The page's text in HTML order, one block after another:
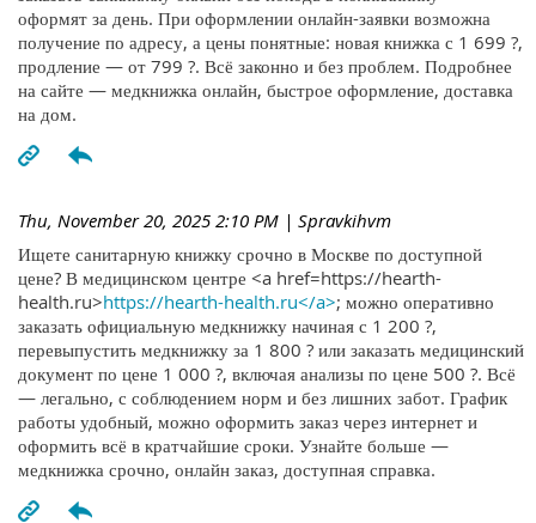
оформят за день. При оформлении онлайн-заявки возможна
получение по адресу, а цены понятные: новая книжка с 1 699 ?,
продление — от 799 ?. Всё законно и без проблем. Подробнее
на сайте — медкнижка онлайн, быстрое оформление, доставка
на дом.
Thu, November 20, 2025 2:10 PM | Spravkihvm
Ищете санитарную книжку срочно в Москве по доступной
цене? В медицинском центре <a href=https://hearth-
health.ru>https://hearth-health.ru</a>; можно оперативно
заказать официальную медкнижку начиная с 1 200 ?,
перевыпустить медкнижку за 1 800 ? или заказать медицинский
документ по цене 1 000 ?, включая анализы по цене 500 ?. Всё
— легально, с соблюдением норм и без лишних забот. График
работы удобный, можно оформить заказ через интернет и
оформить всё в кратчайшие сроки. Узнайте больше —
медкнижка срочно, онлайн заказ, доступная справка.